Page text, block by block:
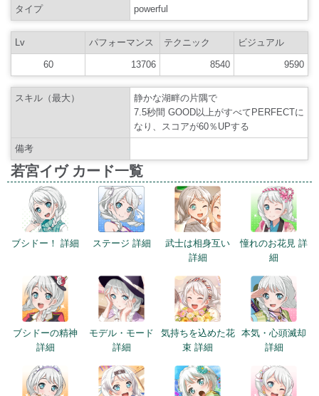
タイプ powerful
Lv パフォーマンス テクニック ビジュアル
60 13706 8540 9590
スキル（最大）
静かな湖畔の片隅で
7.5秒間 GOOD以上がすべてPERFECTに
なり、スコアが60％UPする
備考
若宮イヴ カード一覧
ブシドー！ 詳細 ステージ 詳細
武士は相身互い
詳細
憧れのお花見 詳
細
ブシドーの精神
詳細
モデル・モード
詳細
気持ちを込めた花
束 詳細
本気・心頭滅却
詳細